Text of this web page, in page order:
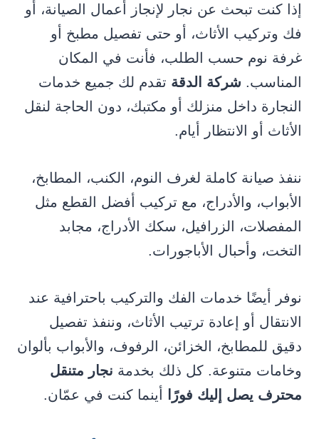
إذا كنت تبحث عن نجار لإنجاز أعمال الصيانة، أو
فك وتركيب الأثاث، أو حتى تفصيل مطبخ أو
غرفة نوم حسب الطلب، فأنت في المكان
المناسب. شركة الدقة تقدم لك جميع خدمات
النجارة داخل منزلك أو مكتبك، دون الحاجة لنقل
الأثاث أو الانتظار أيام.
ننفذ صيانة كاملة لغرف النوم، الكنب، المطابخ،
الأبواب، والأدراج، مع تركيب أفضل القطع مثل
المفصلات، الزرافيل، سكك الأدراج، مجابد
التخت، وأحبال الأباجورات.
نوفر أيضًا خدمات الفك والتركيب باحترافية عند
الانتقال أو إعادة ترتيب الأثاث، وننفذ تفصيل
دقيق للمطابخ، الخزائن، الرفوف، والأبواب بألوان
وخامات متنوعة. كل ذلك بخدمة نجار متنقل
محترف يصل إليك فورًا
أينما كنت في عمّان.